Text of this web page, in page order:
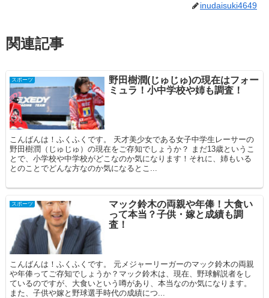
inudaisuki4649
関連記事
スポーツ
野田樹潤(じゅじゅ)の現在はフォー
ミュラ！小中学校や姉も調査！
こんばんは！ふくふくです。 天才美少女である女子中学生レーサーの
野田樹潤（じゅじゅ）の現在をご存知でしょうか？ まだ13歳というこ
とで、小学校や中学校がどこなのか気になります！それに、姉もいる
とのことでどんな方なのか気になるとこ...
スポーツ
マック鈴木の両親や年俸！大食い
って本当？子供・嫁と成績も調
査！
こんばんは！ふくふくです。 元メジャーリーガーのマック鈴木の両親
や年俸ってご存知でしょうか？マック鈴木は、現在、野球解説者をし
ているのですが、大食いという噂があり、本当なのか気になります。
また、子供や嫁と野球選手時代の成績につ...